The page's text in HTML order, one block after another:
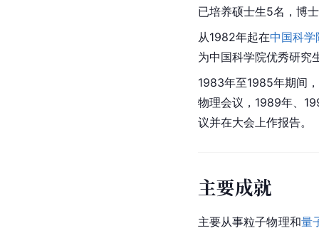
已培养硕士生5名，博
从1982年起在中国科学
为中国科学院优秀研究
1983年至1985年期间
物理会议，1989年、
议并在大会上作报告。
主要成就
主要从事粒子物理和量